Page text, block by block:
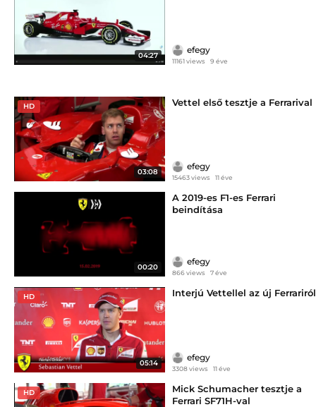
04:27
efegy
11161 views 9 éve
HD
03:08
Vettel első tesztje a Ferrarival
efegy
15463 views 11 éve
00:20
A 2019-es F1-es Ferrari
beindítása
efegy
866 views 7 éve
HD
05:14
Interjú Vettellel az új Ferrariról
efegy
3308 views 11 éve
HD
Mick Schumacher tesztje a
Ferrari SF71H-val